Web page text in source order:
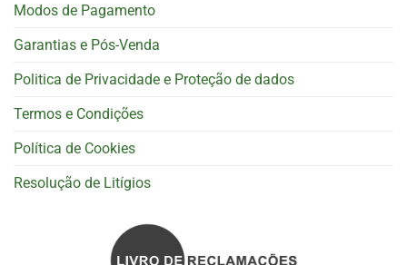
Modos de Pagamento
Garantias e Pós-Venda
Politica de Privacidade e Proteção de dados
Termos e Condições
Política de Cookies
Resolução de Litígios